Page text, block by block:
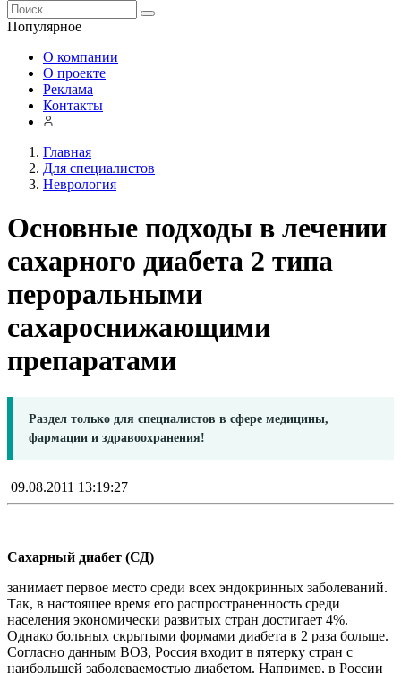
Популярное
О компании
О проекте
Реклама
Контакты
Главная
Для специалистов
Неврология
Основные подходы в лечении
сахарного диабета 2 типа
пероральными
сахароснижающими
препаратами
Раздел только для специалистов в сфере медицины,
фармации и здравоохранения!
09.08.2011 13:19:27
Сахарный диабет (СД)
занимает первое место среди всех эндокринных заболеваний.
Так, в настоящее время его распространенность среди
населения экономически развитых стран достигает 4%.
Однако больных скрытыми формами диабета в 2 раза больше.
Согласно данным ВОЗ, Россия входит в пятерку стран с
наибольшей заболеваемостью диабетом. Например, в России